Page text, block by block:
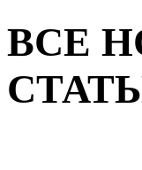
ВСЕ